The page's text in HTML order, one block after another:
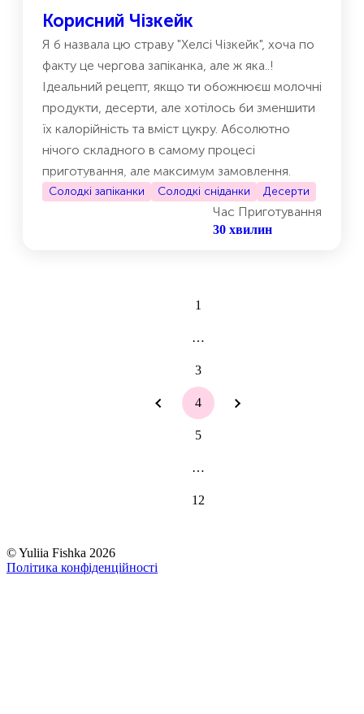
Корисний Чізкейк
Я б назвала цю страву "Хелсі Чізкейк", хоча по
факту це чергова запіканка, але ж яка..!
Ідеальний рецепт, якщо ти обожнюєш молочні
продукти, десерти, але хотілось би зменшити
їх калорійність та вміст цукру. Абсолютно
нічого складного в самому процесі
приготування, але максимум замовлення.
Cолодкі запіканки Солодкі сніданки Десерти
Час Приготування
30 хвилин
1
…
3
4
5
…
12
©Yuliia Fishka 2026
Політика конфіденційності